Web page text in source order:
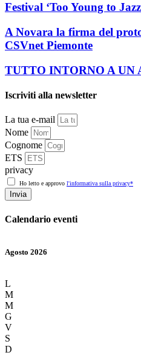
Festival ‘Too Young to
A Novara la firma del
CSVnet Piemonte
TUTTO INTORNO A UN
Iscriviti alla newsletter
La tua e-mail
Nome
Cognome
ETS
privacy
Ho letto e approvo l'informativa sulla privacy*
Invia
Calendario eventi
Agosto 2026
L
M
M
G
V
S
D